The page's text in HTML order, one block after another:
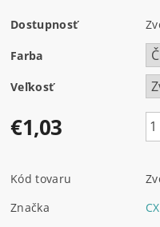
Dostupnosť
Farba
Veľkosť
€1,03
Kód tovaru
Značka